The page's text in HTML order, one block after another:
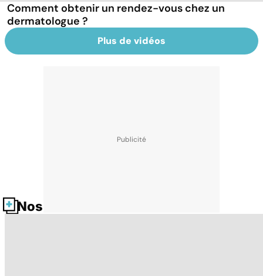
Comment obtenir un rendez-vous chez un
dermatologue ?
Plus de vidéos
Nos fiches santé